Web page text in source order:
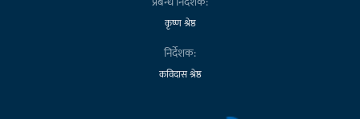
कृष्ण श्रेष्ठ
निर्देशक:
कविदास श्रेष्ठ